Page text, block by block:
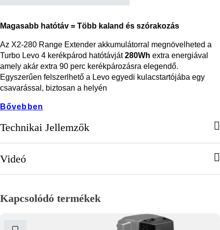
Magasabb hatótáv = Több kaland és szórakozás
Az X2-280 Range Extender akkumulátorral megnövelheted a
Turbo Levo 4 kerékpárod hatótávját280Wh extra energiával
amely akár extra 90 perc kerékpározásra elegendő.
Egyszerűen felszerlhető a Levo egyedi kulacstartójába egy
csavarással, biztosan a helyén
Bővebben
Technikai Jellemzők
Videó
Kapcsolódó termékek